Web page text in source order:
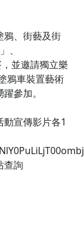
鴉、街藝及街
、
，並邀請獨立樂
鴉車裝置藝術
參加。
宣傳影片各1
查詢